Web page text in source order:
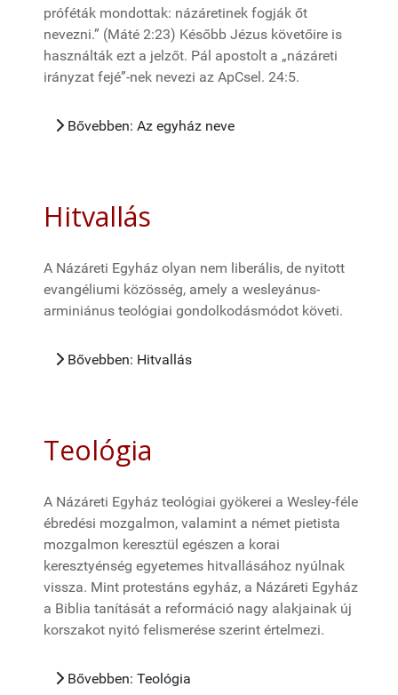
próféták mondottak: názáretinek fogják őt
nevezni.” (Máté 2:23) Később Jézus követőire is
használták ezt a jelzőt. Pál apostolt a „názáreti
irányzat fejé”-nek nevezi az ApCsel. 24:5.
Bővebben: Az egyház neve
Hitvallás
A Názáreti Egyház olyan nem liberális, de nyitott
evangéliumi közösség, amely a wesleyánus-
arminiánus teológiai gondolkodásmódot követi.
Bővebben: Hitvallás
Teológia
A Názáreti Egyház teológiai gyökerei a Wesley-féle
ébredési mozgalmon, valamint a német pietista
mozgalmon keresztül egészen a korai
keresztyénség egyetemes hitvallásához nyúlnak
vissza. Mint protestáns egyház, a Názáreti Egyház
a Biblia tanítását a reformáció nagy alakjainak új
korszakot nyitó felismerése szerint értelmezi.
Bővebben: Teológia